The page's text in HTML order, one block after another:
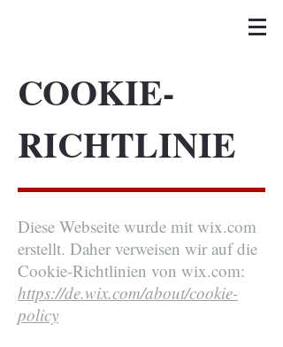
COOKIE-
RICHTLINIE
Diese Webseite wurde mit wix.com
erstellt. Daher verweisen wir auf die
Cookie-Richtlinien von wix.com:
https://de.wix.com/about/cookie-
policy